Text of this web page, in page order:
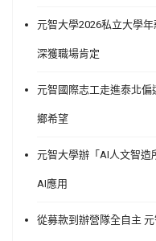
元智大學2026私立大學
深獲職場肯定
元智國際志工走進泰北
鄉希望
元智大學辦「AI人文智造
AI應用
從募款到辦營隊全自主